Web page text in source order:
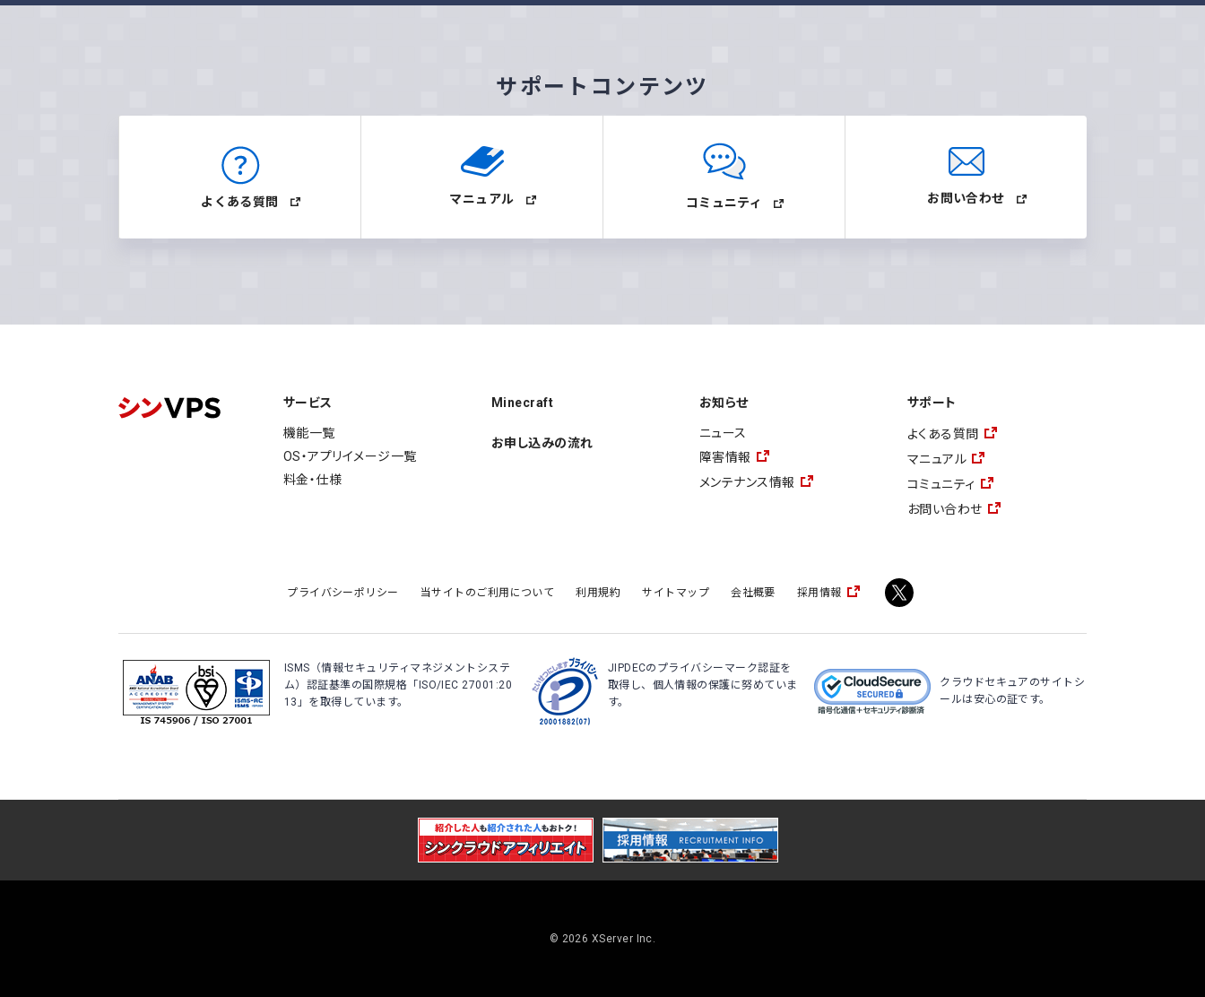
サポートコンテンツ
よくある質問 マニュアル コミュニティ お問い合わせ
サービス
機能一覧
OS・アプリイメージ一覧
料金・仕様
Minecraft
お申し込みの流れ
お知らせ
ニュース
障害情報
メンテナンス情報
サポート
よくある質問
マニュアル
コミュニティ
お問い合わせ
プライバシーポリシー 当サイトのご利用について 利用規約 サイトマップ 会社概要 採用情報
ISMS（情報セキュリティマネジメントシステ
ム）認証基準の国際規格「ISO/IEC 27001:20
13」を取得しています。
JIPDECのプライバシーマーク認証を
取得し、個人情報の保護に努めていま
す。
クラウドセキュアのサイトシ
ールは安心の証です。
© 2026 XServer Inc.